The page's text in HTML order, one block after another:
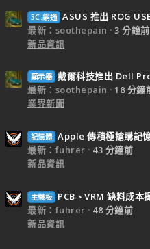
3C.網通 ASUS 推出 ROG
最新：soothepain
3 分鐘前
新品資訊
顯示器 戴爾科技推出 Dell
最新：soothepain
18 分鐘
業界新聞
記憶體 Apple 傳積極搶購記
最新：fuhrer
43 分鐘前
新品資訊
主機板
PCB、VRM 缺料成本
最新：fuhrer
48 分鐘前
新品資訊